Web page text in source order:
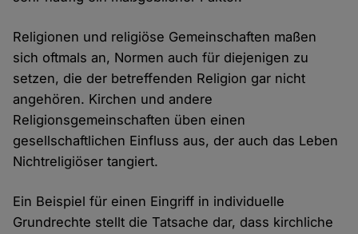
Religionen und religiöse Gemeinschaften maßen
sich oftmals an, Normen auch für diejenigen zu
setzen, die der betreffenden Religion gar nicht
angehören. Kirchen und andere
Religionsgemeinschaften üben einen
gesellschaftlichen Einfluss aus, der auch das Leben
Nichtreligiöser tangiert.
Ein Beispiel für einen Eingriff in individuelle
Grundrechte stellt die Tatsache dar, dass kirchliche